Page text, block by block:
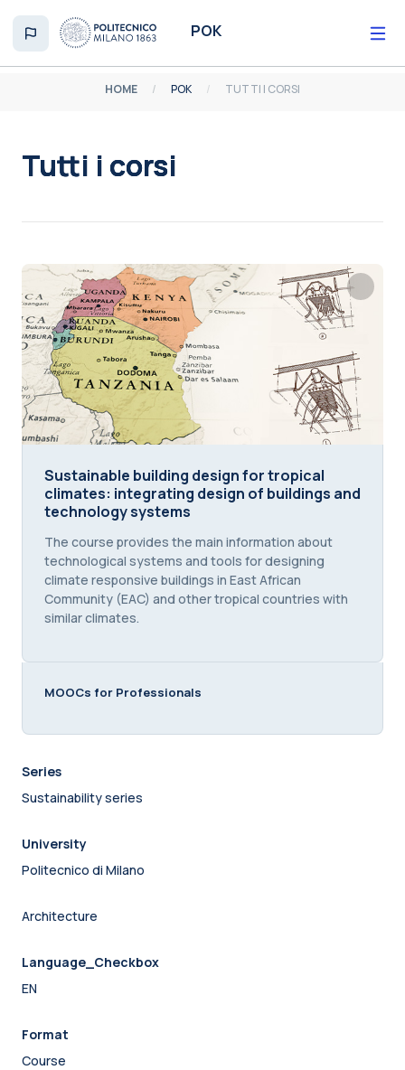
POK
HOME POK TUTTI I CORSI
Tutti i corsi
Sustainable building design for tropical climates:
Sustainable building design for tropical
climates: integrating design of buildings and
technology systems
Course summary text:
The course provides the main information about
technological systems and tools for designing
climate responsive buildings in East African
Community (EAC) and other tropical countries with
similar climates.
MOOCs for Professionals
Series
Sustainability series
University
Politecnico di Milano
Architecture
Language_Checkbox
EN
Format
Course